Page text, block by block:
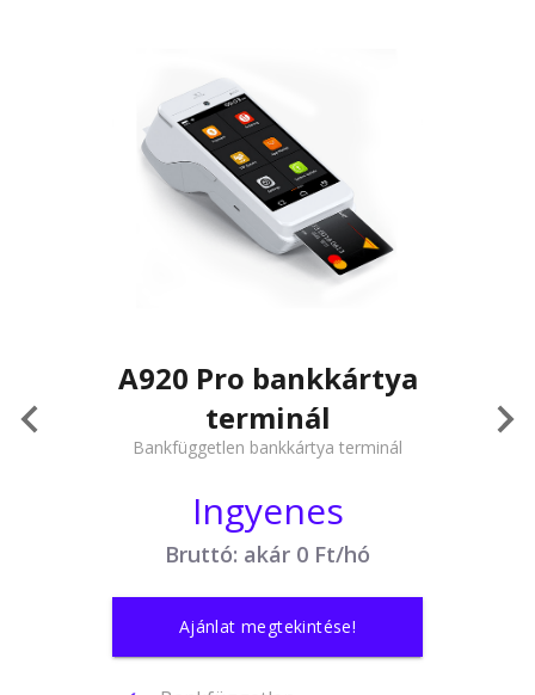
A920 Pro bankkártya
terminál
Bankfüggetlen bankkártya terminál
Ingyenes
Bruttó: akár 0 Ft/hó
Ajánlat megtekintése!